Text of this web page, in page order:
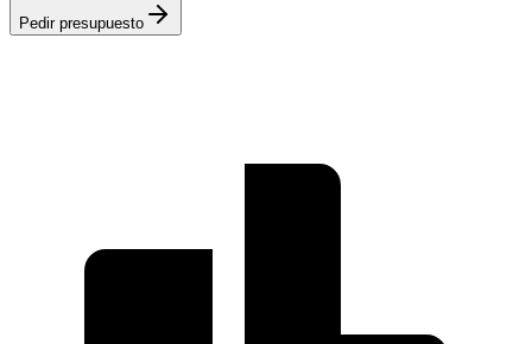
Pedir presupuesto